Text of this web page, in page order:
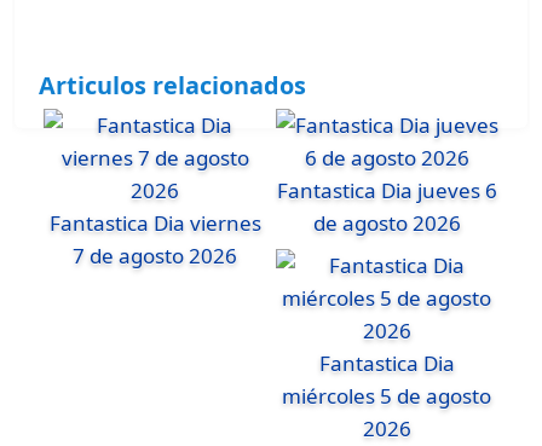
Articulos relacionados
Fantastica Dia viernes
7 de agosto 2026
Fantastica Dia jueves 6
de agosto 2026
Fantastica Dia
miércoles 5 de agosto
2026